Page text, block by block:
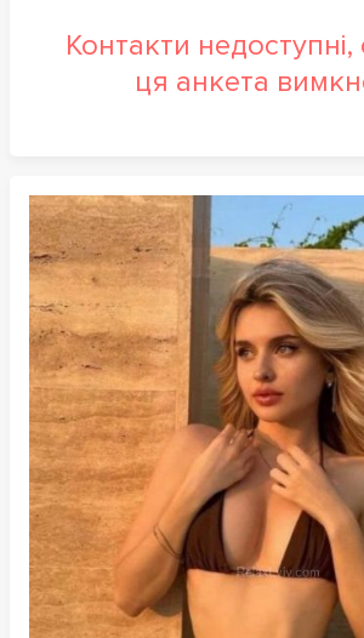
Контакти недоступні,
ця анкета